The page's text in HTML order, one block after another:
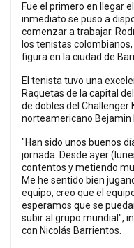
Fue el primero en llegar
inmediato se puso a
comenzar a trabajar.
los tenistas
figura en la ciudad de
El tenista tuvo una
Raquetas de la capital
de dobles del Challenger
norteamericano Bejamin
"Han sido unos buenos
jornada. Desde ayer
contentos y metiendo
Me he sentido bien
equipo, creo que el
esperamos que se
subir al grupo mundial",
con Nicolás Barrientos.